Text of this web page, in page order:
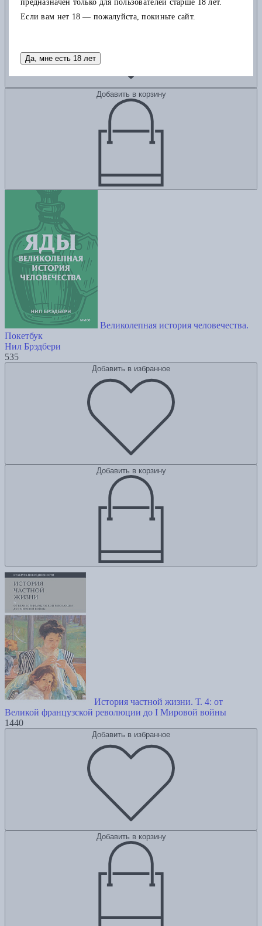
Добавить в корзину
Великолепная история человечества.
Покетбук
Нил Брэдбери
535
Добавить в избранное
Добавить в корзину
История частной жизни. Т. 4: от
Великой французской революции до I Мировой войны
1440
Добавить в избранное
Добавить в корзину
предназначен только для пользователей старше 18 лет.
Если вам нет 18 — пожалуйста, покиньте сайт.
Да, мне есть 18 лет